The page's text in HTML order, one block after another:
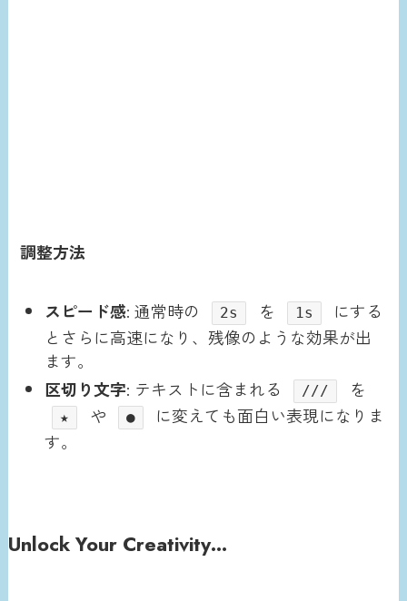
調整方法
スピード感: 通常時の 2s を 1s
にする
とさらに高速になり、残像のような効果が出
ます。
区切り文字: テキストに含まれる /// を
★ や ●
に変えても面白い表現になりま
す。
Unlock Your Creativity…